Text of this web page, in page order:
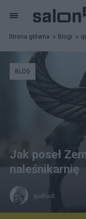
Strona główna Blogi
BLOG
Jak poseł
naleśnikarnię
quahadi